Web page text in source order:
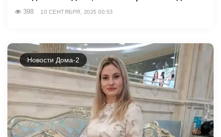
398 10 СЕНТЯБРЯ, 2025 00:53
Новости Дома-2